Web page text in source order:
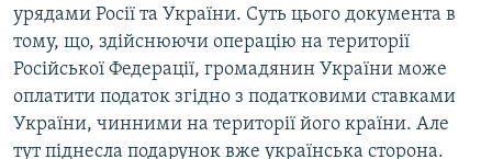
урядами Росії та України. Суть цього документа в
тому, що, здійснюючи операцію на території
Російської Федерації, громадянин України може
оплатити податок згідно з податковими ставками
України, чинними на території його країни. Але
тут піднесла подарунок вже українська сторона.